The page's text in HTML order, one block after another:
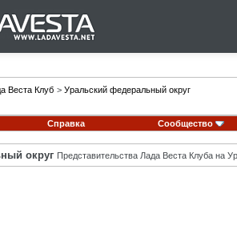
Веста Клуб > Уральский федеральный округ
Справка Сообщество
округ Представительства Лада Веста Клуба на